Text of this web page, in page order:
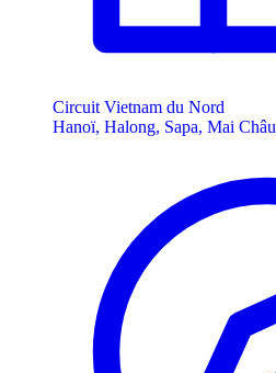
Circuit Vietnam du Nord
Hanoï, Halong, Sapa, Mai Châu